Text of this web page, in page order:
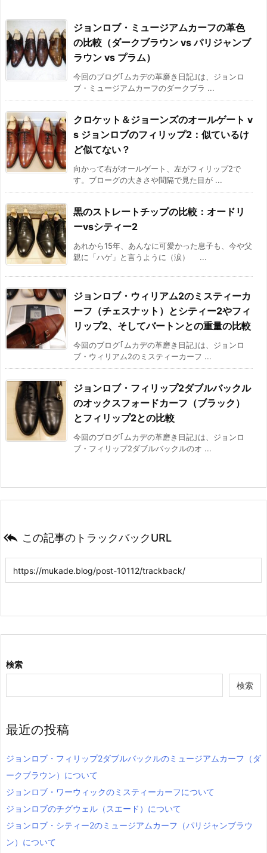
ジョンロブ・ミュージアムカーフの革色
の比較（ダークブラウン vs パリジャンブ
ラウン vs プラム）
今回のブログ｢ムカデの革磨き日記｣は、ジョンロ
ブ・ミュージアムカーフのダークブラ ...
クロケット＆ジョーンズのオールゲート v
s ジョンロブのフィリップ2：似ているけ
ど似てない？
向かって右がオールゲート、左がフィリップ2で
す。ブローグの大きさや間隔で見た目が ...
黒のストレートチップの比較：オードリ
ーvsシティー2
あれから15年、あんなに可愛かった息子も、今や父
親に「ハゲ」と言うように（涙） ...
ジョンロブ・ウィリアム2のミスティーカ
ーフ（チェスナット）とシティー2やフィ
リップ2、そしてバートンとの重量の比較
今回のブログ｢ムカデの革磨き日記｣は、ジョンロ
ブ・ウィリアム2のミスティーカーフ ...
ジョンロブ・フィリップ2ダブルバックル
のオックスフォードカーフ（ブラック）
とフィリップ2との比較
今回のブログ｢ムカデの革磨き日記｣は、ジョンロ
ブ・フィリップ2ダブルバックルのオ ...
 この記事のトラックバックURL
検索
検索
最近の投稿
ジョンロブ・フィリップ2ダブルバックルのミュージアムカーフ（ダ
ークブラウン）について
ジョンロブ・ワーウィックのミスティーカーフについて
ジョンロブのチグウェル（スエード）について
ジョンロブ・シティー2のミュージアムカーフ（パリジャンブラウ
ン）について